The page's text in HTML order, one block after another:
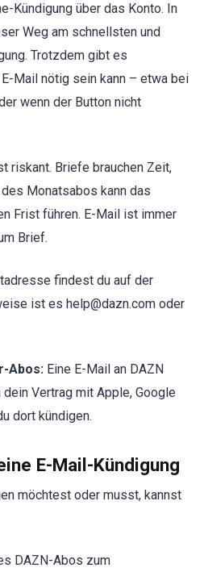
Kündigung über das Konto. In
Weg am schnellsten und
Trotzdem gibt es
Mail nötig sein kann – etwa bei
wenn der Button nicht
riskant. Briefe brauchen Zeit,
Monatsabos kann das
Frist führen. E-Mail ist immer
Brief.
findest du auf der
ist es help@dazn.com oder
Abos: Eine E-Mail an DAZN
Vertrag mit Apple, Google
dort kündigen.
E-Mail-Kündigung
möchtest oder musst, kannst
DAZN-Abos zum